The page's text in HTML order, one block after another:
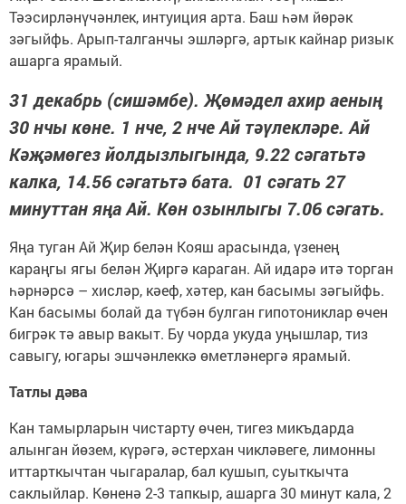
Тәэсирләнүчәнлек, интуиция арта. Баш һәм йөрәк
зәгыйфь. Арып-талганчы эшләргә, артык кайнар ризык
ашарга ярамый.
31 декабрь (сишәмбе). Җөмәдел ахир аеның
30 нчы көне. 1 нче, 2 нче Ай тәүлекләре. Ай
Кәҗәмөгез йолдызлыгында, 9.22 сәгатьтә
калка, 14.56 сәгатьтә бата. 01 сәгать 27
минуттан яңа Ай. Көн озынлыгы 7.06 сәгать.
Яңа туган Ай Җир белән Кояш арасында, үзенең
караңгы ягы белән Җиргә караган. Ай идарә итә торган
һәрнәрсә – хисләр, кәеф, хәтер, кан басымы зәгыйфь.
Кан басымы болай да түбән булган гипотониклар өчен
бигрәк тә авыр вакыт. Бу чорда укуда уңышлар, тиз
савыгу, югары эшчәнлеккә өметләнергә ярамый.
Татлы дәва
Кан тамырларын чистарту өчен, тигез микъдарда
алынган йөзем, күрәгә, әстерхан чикләвеге, лимонны
иттарткычтан чыгаралар, бал кушып, суыткычта
саклыйлар. Көненә 2-3 тапкыр, ашарга 30 минут кала, 2